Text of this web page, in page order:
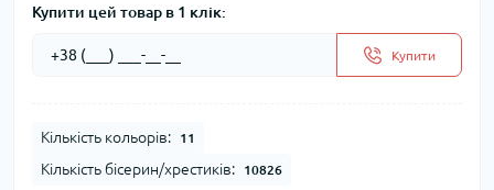
Купити цей товар в 1 клік:
Купити
Кількість кольорів: 11
Кількість бісерин/хрестиків: 10826